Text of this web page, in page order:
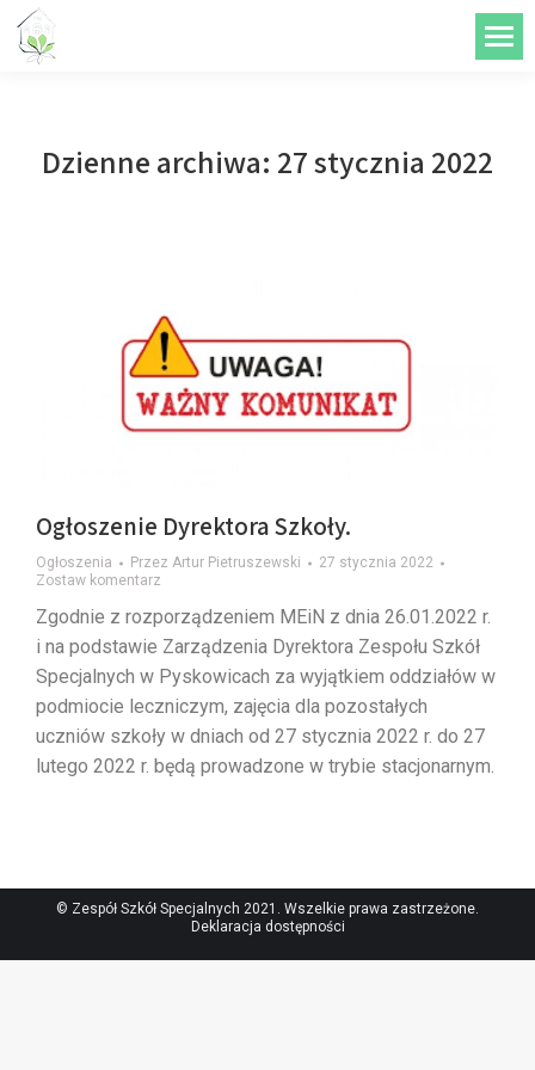
treści
Dzienne archiwa: 27 stycznia 2022
Ogłoszenie Dyrektora Szkoły.
Ogłoszenia Przez Artur Pietruszewski
27 stycznia 2022
Zostaw komentarz
Zgodnie z rozporządzeniem MEiN z dnia 26.01.2022 r.
i na podstawie Zarządzenia Dyrektora Zespołu Szkół
Specjalnych w Pyskowicach za wyjątkiem oddziałów w
podmiocie leczniczym, zajęcia dla pozostałych
uczniów szkoły w dniach od 27 stycznia 2022 r. do 27
lutego 2022 r. będą prowadzone w trybie stacjonarnym.
© Zespół Szkół Specjalnych 2021. Wszelkie prawa zastrzeżone.
Deklaracja dostępności